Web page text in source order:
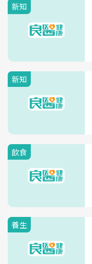
新知
新知
飲食
養生